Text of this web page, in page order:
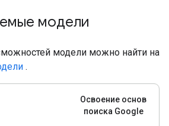
модели
модели можно найти на
.
Освоение основ
поиска Google